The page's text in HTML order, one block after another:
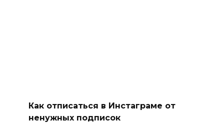
Как отписаться в Инстаграме от
ненужных подписок